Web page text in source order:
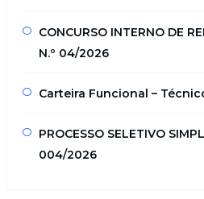
CONCURSO INTERNO DE
N.º 04/2026
Carteira Funcional –
PROCESSO SELETIVO
004/2026